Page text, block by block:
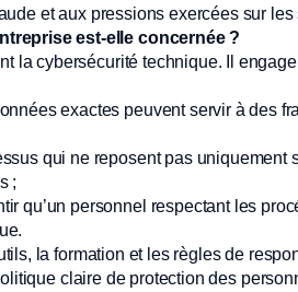
et aux pressions exercées sur les
est-elle concernée ?
la cybersécurité technique. Il
exactes peuvent servir à des
qui ne reposent pas
;
qu’un personnel respectant les
la formation et les règles de
claire de protection des